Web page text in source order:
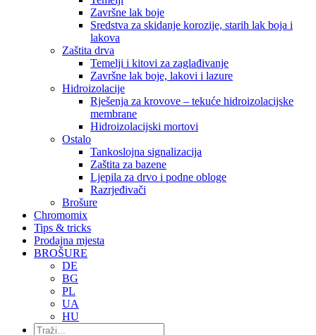
Završne lak boje
Sredstva za skidanje korozije, starih lak boja i
lakova
Zaštita drva
Temelji i kitovi za zaglađivanje
Završne lak boje, lakovi i lazure
Hidroizolacije
Rješenja za krovove – tekuće hidroizolacijske
membrane
Hidroizolacijski mortovi
Ostalo
Tankoslojna signalizacija
Zaštita za bazene
Ljepila za drvo i podne obloge
Razrjeđivači
Brošure
Chromomix
Tips & tricks
Prodajna mjesta
BROŠURE
DE
BG
PL
UA
HU
Traži...